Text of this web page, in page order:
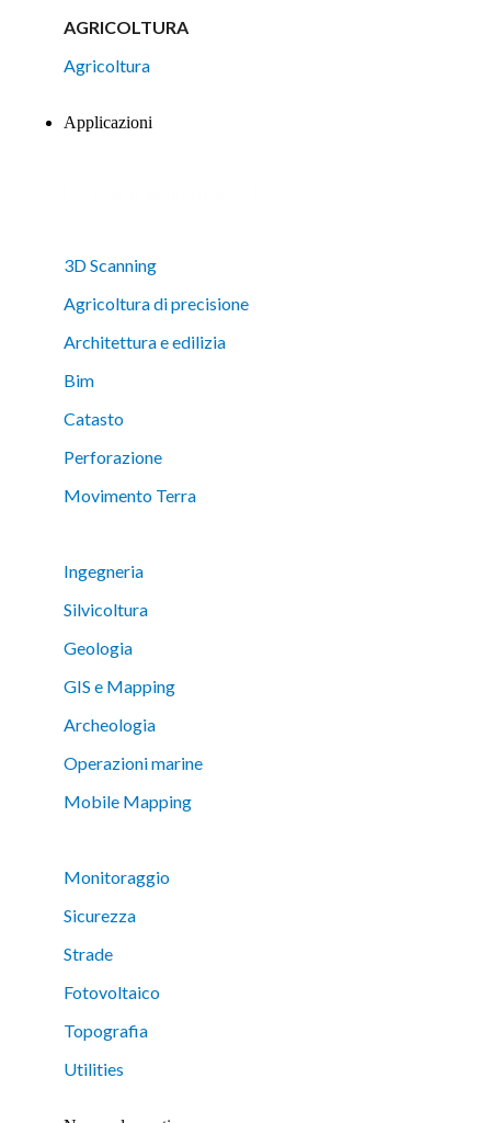
AGRICOLTURA
Agricoltura
Applicazioni
3D Scanning
Agricoltura di precisione
Architettura e edilizia
Bim
Catasto
Perforazione
Movimento Terra
Ingegneria
Silvicoltura
Geologia
GIS e Mapping
Archeologia
Operazioni marine
Mobile Mapping
Monitoraggio
Sicurezza
Strade
Fotovoltaico
Topografia
Utilities